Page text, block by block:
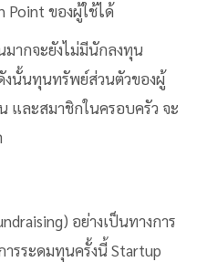
Point ของผู้ใช้ได้
ากจะยังไม่มีนักลงทุน
นั้นทุนทรัพย์ส่วนตัวของผู้
และสมาชิกในครอบครัว จะ
อย่างเป็นทางการ
ารระดมทุนครั้งนี้ Startup